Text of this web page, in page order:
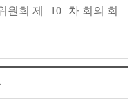
원회 제 10
차 회의 회